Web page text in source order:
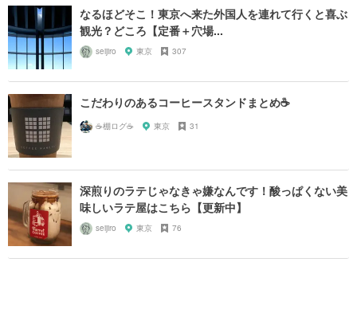
なるほどそこ！東京へ来た外国人を連れて行くと喜ぶ
観光？どころ【定番＋穴場...
seijiro 東京 307
こだわりのあるコーヒースタンドまとめ☕️
☕️棚ログ☕️ 東京 31
深煎りのラテじゃなきゃ嫌なんです！酸っぱくない美
味しいラテ屋はこちら【更新中】
seijiro 東京 76